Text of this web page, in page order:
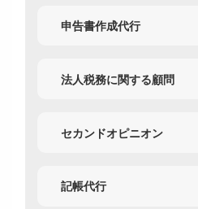
申告書作成代行
法人税務に関する顧問
セカンドオピニオン
記帳代行